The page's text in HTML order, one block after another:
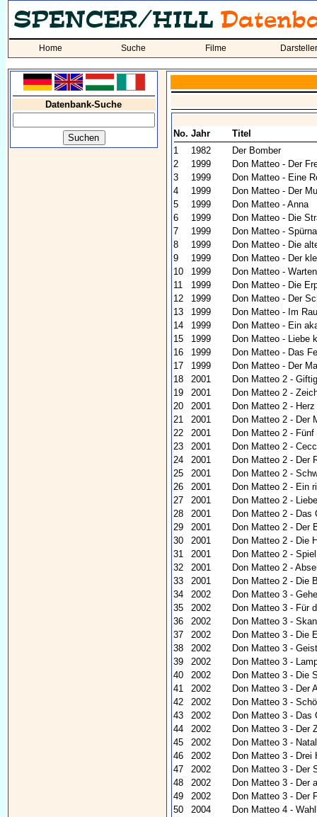
Home Suche Filme Darsteller
Datenbank-Suche
No. Jahr
Titel
1
1982
Der Bomber
2
1999
Don Matteo - Der
3
1999
Don Matteo - Eine
4
1999
Don Matteo - Der
5
1999
Don Matteo - Anna
6
1999
Don Matteo - Die
7
1999
Don Matteo -
8
1999
Don Matteo - Die
9
1999
Don Matteo - Der
10
1999
Don Matteo -
11
1999
Don Matteo - Die
12
1999
Don Matteo - Der
13
1999
Don Matteo - Im
14
1999
Don Matteo - Ein
15
1999
Don Matteo - Liebe
16
1999
Don Matteo - Das
17
1999
Don Matteo - Der
18
2001
Don Matteo 2 -
19
2001
Don Matteo 2 -
20
2001
Don Matteo 2 -
21
2001
Don Matteo 2 - Der
22
2001
Don Matteo 2 - Fünf
23
2001
Don Matteo 2 -
24
2001
Don Matteo 2 - Der
25
2001
Don Matteo 2 -
26
2001
Don Matteo 2 - Ein
27
2001
Don Matteo 2 -
28
2001
Don Matteo 2 - Das
29
2001
Don Matteo 2 - Der
30
2001
Don Matteo 2 - Die
31
2001
Don Matteo 2 -
32
2001
Don Matteo 2 -
33
2001
Don Matteo 2 - Die
34
2002
Don Matteo 3 -
35
2002
Don Matteo 3 - Für
36
2002
Don Matteo 3 -
37
2002
Don Matteo 3 - Die
38
2002
Don Matteo 3 -
39
2002
Don Matteo 3 -
40
2002
Don Matteo 3 - Die
41
2002
Don Matteo 3 - Der
42
2002
Don Matteo 3 -
43
2002
Don Matteo 3 - Das
44
2002
Don Matteo 3 - Der
45
2002
Don Matteo 3 -
46
2002
Don Matteo 3 - Drei
47
2002
Don Matteo 3 - Der
48
2002
Don Matteo 3 - Der
49
2002
Don Matteo 3 - Der
50
2004
Don Matteo 4 -